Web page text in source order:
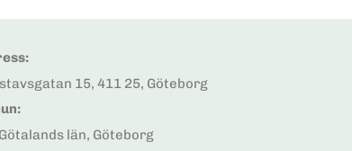
15, 411 25, Göteborg
län, Göteborg